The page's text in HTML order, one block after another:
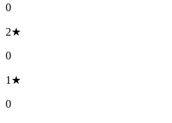
0
2★
0
1★
0